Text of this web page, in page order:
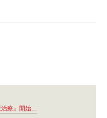
治療』開始…